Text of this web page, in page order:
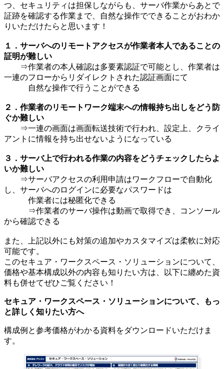
つ、セキュリティは担保しながらも、サーバ作業からあとで
証跡を確認する作業まで、自然な操作でできることがおわか
りいただけたらと思います！
１．サーバへのリモートアクセスが作業者本人であることの
証明が難しい
⇒作業者の本人確認は多要素認証で可能とし、作業者は
一連のフローからリダイレクトされた認証画面にて
自然な操作で行うことができる
２．作業者のリモートワーク端末への情報持ち出しをどう防
ぐか難しい
⇒一連の画面は画面転送技術で行われ、設定上、クライ
アントに情報を持ち出せないようになっている
３．サーバ上で行われる作業の内容をどうチェックしたらよ
いか難しい
⇒サーバアクセスの利用申請はワークフローで自動化
し、サーバへのログインに必要なパスワードは
作業者には秘匿化できる
⇒作業者のサーバ操作は動画で取得でき、コンソール
から確認できる
また、上記以外にも対策の追加やカスタマイズは柔軟に対応
可能です。
このセキュア・ワークスペース・ソリューションについて、
価格や基本構成以外の内容も知りたい方は、以下に纏めた資
料も併せてぜひご覧ください！
セキュア・ワークスペース・ソリューションについて、もっ
と詳しく知りたい方へ
構成例と参考価格がわかる資料をダウンロードいただけま
す。